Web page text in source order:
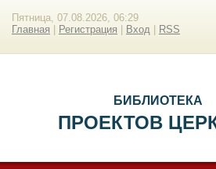
Пятница, 07.08.2026, 06:29
Главная
Регистрация Вход RSS
БИБЛИОТЕКА
ПРОЕКТОВ